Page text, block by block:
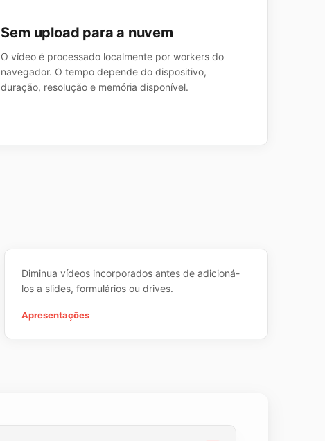
Sem upload para a nuvem
O vídeo é processado localmente por workers do
navegador. O tempo depende do dispositivo,
duração, resolução e memória disponível.
Diminua vídeos incorporados antes de adicioná-
los a slides, formulários ou drives.
Apresentações